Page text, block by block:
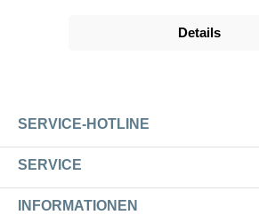
Details
SERVICE-HOTLINE
SERVICE
INFORMATIONEN